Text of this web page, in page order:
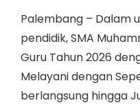
Palembang – Dalam
pendidik, SMA
Guru Tahun 2026
Melayani dengan
berlangsung hingga